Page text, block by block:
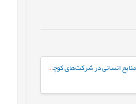
بهینه‌سازی ارزیابی عملکرد منابع انسانی در شرکت‌های کوچک و متوسط (SMEs) با استفاده از الگوریتم‌های داده‌کاوی (مطالعه موردی: شرکت‌های کاشی و سرامیک استان یزد)